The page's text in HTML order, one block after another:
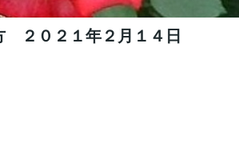
２０２１年２月１４日